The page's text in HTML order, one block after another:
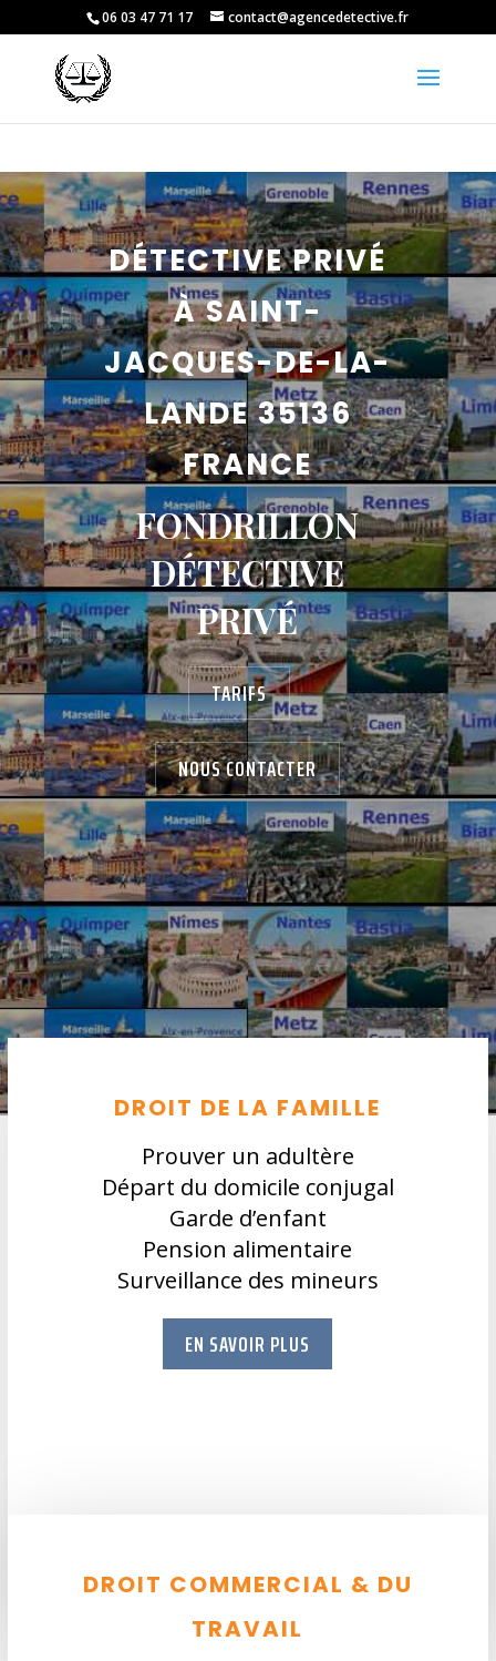
06 03 47 71 17 contact@agencedetective.fr
DÉTECTIVE PRIVÉ
À SAINT-
JACQUES-DE-LA-
LANDE 35136
FRANCE
FONDRILLON
DÉTECTIVE
PRIVÉ
TARIFS
NOUS CONTACTER
DROIT DE LA FAMILLE
Prouver un adultère
Départ du domicile conjugal
Garde d’enfant
Pension alimentaire
Surveillance des mineurs
EN SAVOIR PLUS
DROIT COMMERCIAL & DU
TRAVAIL